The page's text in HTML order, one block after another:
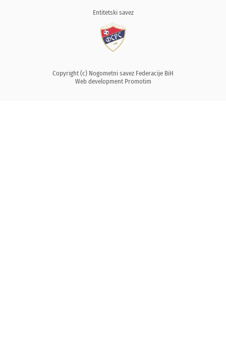
Entitetski savez
Copyright (c) Nogometni savez Federacije BiH
Web development Promotim